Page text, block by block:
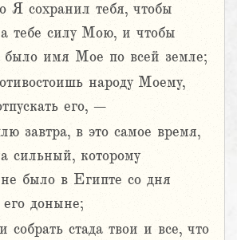
Я сохранил тебя, чтобы
тебе силу Мою, и чтобы
было имя Мое по всей земле;
народу Моему,
его, –
завтра, в это самое время,
сильный, которому
не было в Египте со дня
доныне;
собрать стада твои и все, что